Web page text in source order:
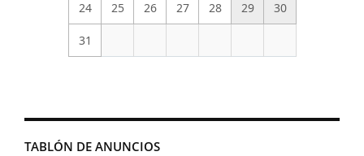
24 25 26 27 28 29 30
31
TABLÓN DE ANUNCIOS